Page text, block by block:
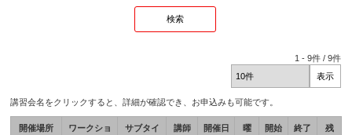
1 -9件 /9件
講習会名をクリックすると、詳細が確認でき、お申込みも可能です。
開催場所
ワークショ
サブタイ
講師
開催日
曜
開始
終了
残